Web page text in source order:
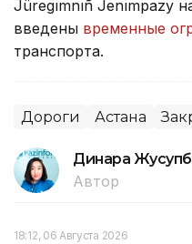
Jüregımnıñ Jenımpazy
введены временные
транспорта.
Дороги Астана
Динара
Автор
18:12, 06 Августа 2026